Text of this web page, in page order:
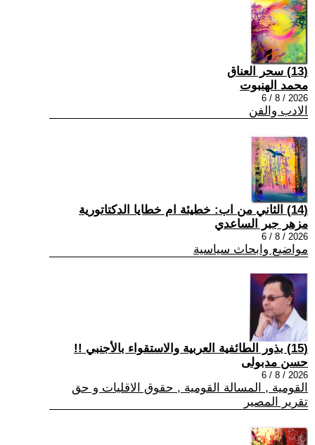
(13) سحر العناق
محمد الهنبوت
2026 / 8 / 6
الادب والفن
(14) الثاني من اب: خطيئة ام خطايا الدكتاتورية
مزهر جبر الساعدي
2026 / 8 / 6
مواضيع وابحاث سياسية
(15) بذور الطائفية العربية والاستقواء بالأجنبي !!
حسن مدبولى
2026 / 8 / 6
القومية , المسالة القومية , حقوق الاقليات و حق
تقرير المصير